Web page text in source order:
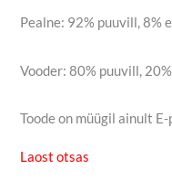
Pealne: 92% puuvill, 8%
Vooder: 80% puuvill,
Toode on müügil ainult E-
Laost otsas